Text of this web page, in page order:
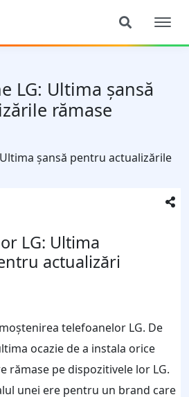
LG: Ultima șansă
rămase
LG: Ultima
actualizări
telefoanelor LG. De
ocazie de a instala orice
rămase pe dispozitivele lor LG.
unei ere pentru un brand care